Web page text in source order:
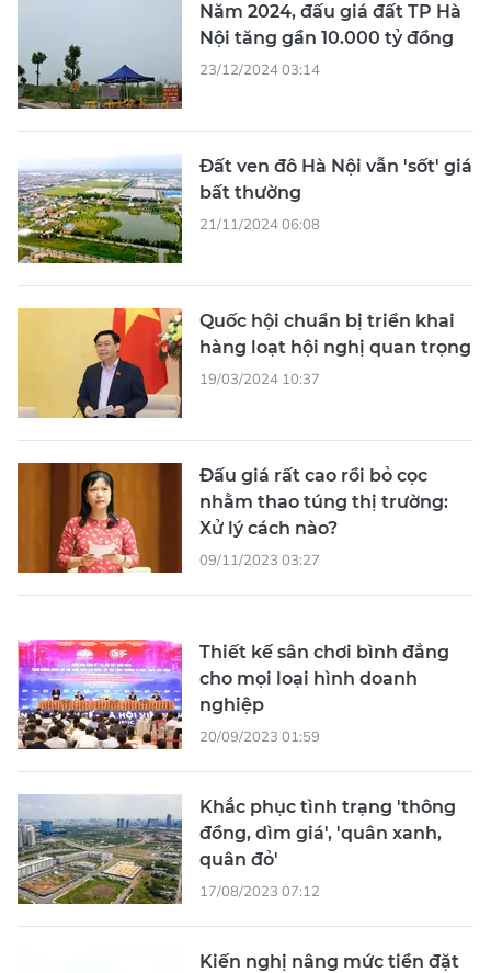
Năm 2024, đấu giá đất TP Hà
Nội tăng gần 10.000 tỷ đồng
23/12/2024 03:14
Đất ven đô Hà Nội vẫn 'sốt' giá
bất thường
21/11/2024 06:08
Quốc hội chuẩn bị triển khai
hàng loạt hội nghị quan trọng
19/03/2024 10:37
Đấu giá rất cao rồi bỏ cọc
nhằm thao túng thị trường:
Xử lý cách nào?
09/11/2023 03:27
Thiết kế sân chơi bình đẳng
cho mọi loại hình doanh
nghiệp
20/09/2023 01:59
Khắc phục tình trạng 'thông
đồng, dìm giá', 'quân xanh,
quân đỏ'
17/08/2023 07:12
Kiến nghị nâng mức tiền đặt